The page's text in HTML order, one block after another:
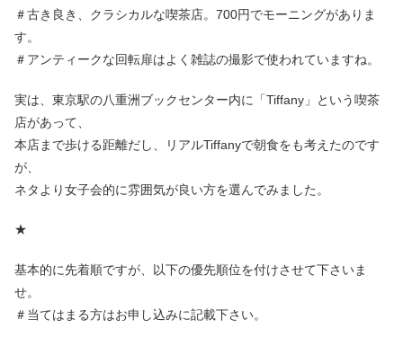
＃古き良き、クラシカルな喫茶店。700円でモーニングがありま
す。
＃アンティークな回転扉はよく雑誌の撮影で使われていますね。
実は、東京駅の八重洲ブックセンター内に「Tiffany」という喫茶
店があって、
本店まで歩ける距離だし、リアルTiffanyで朝食をも考えたのです
が、
ネタより女子会的に雰囲気が良い方を選んでみました。
★
基本的に先着順ですが、以下の優先順位を付けさせて下さいま
せ。
＃当てはまる方はお申し込みに記載下さい。